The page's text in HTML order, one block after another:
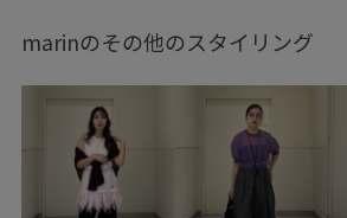
パンツ デニムパンツ
GAA24030 GAO24040
24AW30
marinのその他のスタイリング